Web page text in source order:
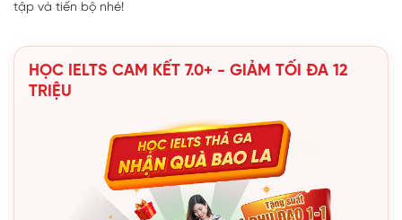
tập và tiến bộ nhé!
HỌC IELTS CAM KẾT 7.0+ - GIẢM TỐI ĐA 12
TRIỆU